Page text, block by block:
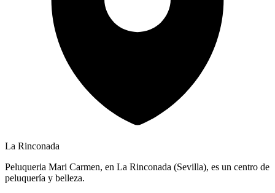
La Rinconada
Peluqueria Mari Carmen, en La Rinconada (Sevilla), es un centro de
peluquería y belleza.